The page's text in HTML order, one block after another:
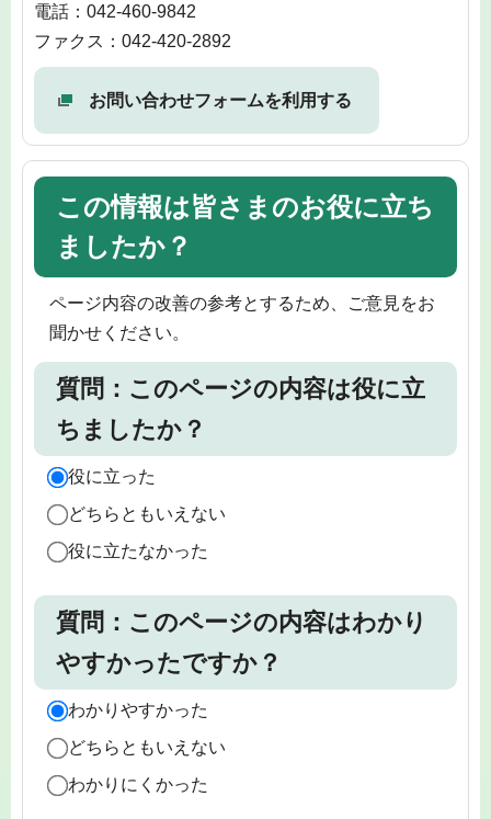
電話：042-460-9842
ファクス：042-420-2892
お問い合わせフォームを利用する
この情報は皆さまのお役に立ち
ましたか？
ページ内容の改善の参考とするため、ご意見をお
聞かせください。
質問：このページの内容は役に立
ちましたか？
役に立った
どちらともいえない
役に立たなかった
質問：このページの内容はわかり
やすかったですか？
わかりやすかった
どちらともいえない
わかりにくかった